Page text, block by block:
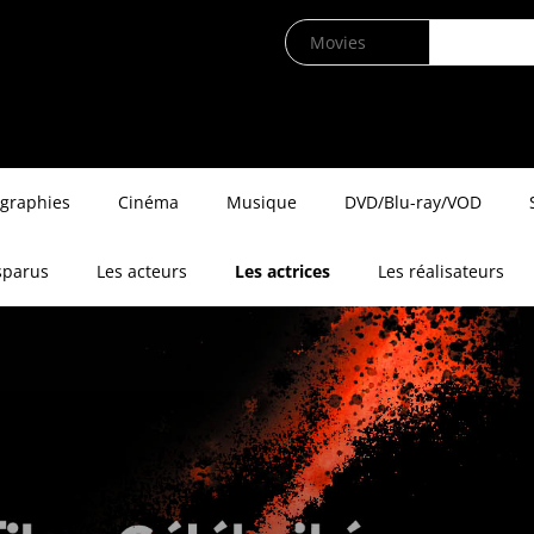
Cinéma Musique DVD/Blu-ray/VOD
Les acteurs Les actrices Les réalisateurs